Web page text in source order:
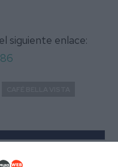
siguiente enlace: